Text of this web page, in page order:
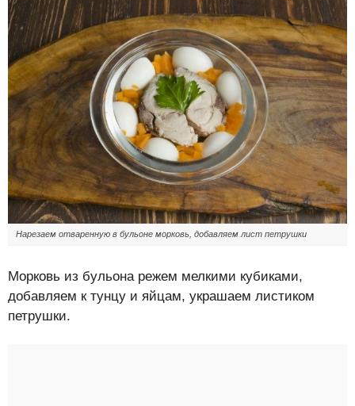
Нарезаем отваренную в бульоне морковь, добавляем лист петрушки
Морковь из бульона режем мелкими кубиками,
добавляем к тунцу и яйцам, украшаем листиком
петрушки.